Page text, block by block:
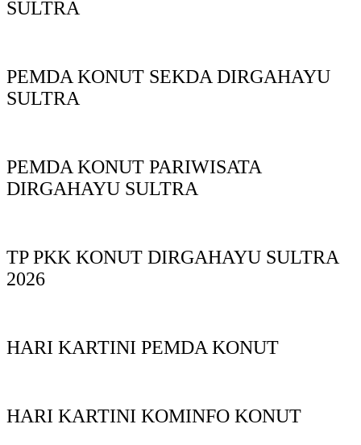
SULTRA
PEMDA KONUT SEKDA DIRGAHAYU
SULTRA
PEMDA KONUT PARIWISATA
DIRGAHAYU SULTRA
TP PKK KONUT DIRGAHAYU SULTRA
2026
HARI KARTINI PEMDA KONUT
HARI KARTINI KOMINFO KONUT